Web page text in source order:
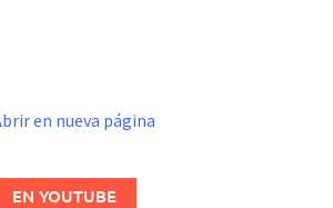
en nueva página
EN YOUTUBE